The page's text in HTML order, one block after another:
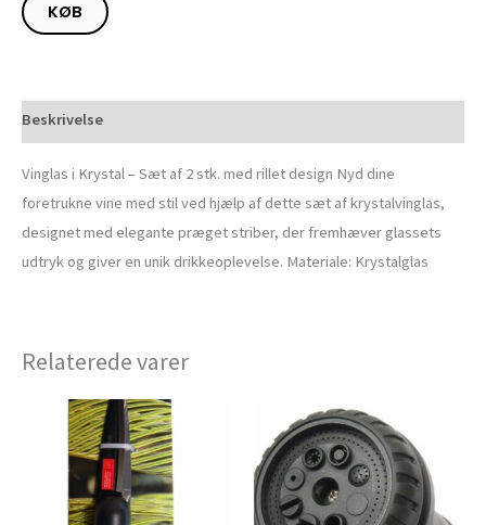
KØB
Beskrivelse
Vinglas i Krystal – Sæt af 2 stk. med rillet design Nyd dine
foretrukne vine med stil ved hjælp af dette sæt af krystalvinglas,
designet med elegante præget striber, der fremhæver glassets
udtryk og giver en unik drikkeoplevelse. Materiale: Krystalglas
Relaterede varer